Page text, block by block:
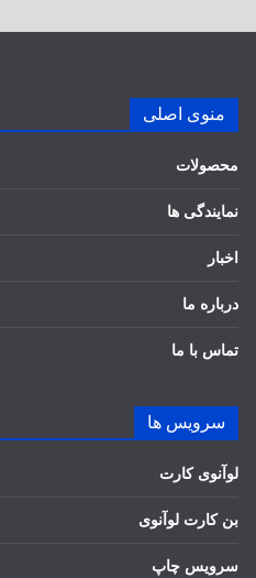
منوی اصلی
محصولات
نمایندگی ها
اخبار
درباره ما
تماس با ما
سرویس ها
لوآنوی کارت
بن کارت لوآنوی
سرویس چاپ